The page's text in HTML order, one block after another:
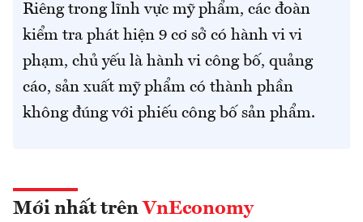
Riêng trong lĩnh vực mỹ phẩm, các đoàn
kiểm tra phát hiện 9 cơ sở có hành vi vi
phạm, chủ yếu là hành vi công bố, quảng
cáo, sản xuất mỹ phẩm có thành phần
không đúng với phiếu công bố sản phẩm.
Mới nhất trên VnEconomy